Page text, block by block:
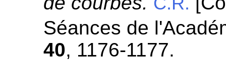
Séances de
40, 1176-1177.